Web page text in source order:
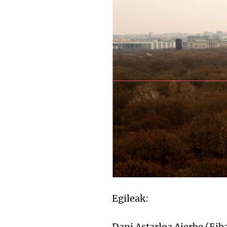
Egileak: